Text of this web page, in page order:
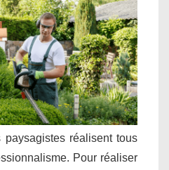
paysagistes réalisent tous
Pour réaliser